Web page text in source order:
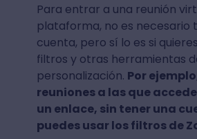
Para entrar a una reunión
plataforma, no es necesario
cuenta, pero sí lo es si
filtros y otras herramientas
personalización. Por
reuniones a las que
un enlace, sin tener una
puedes usar los filtros de